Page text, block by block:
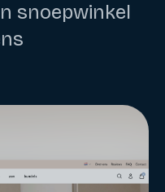
snoepwinkel